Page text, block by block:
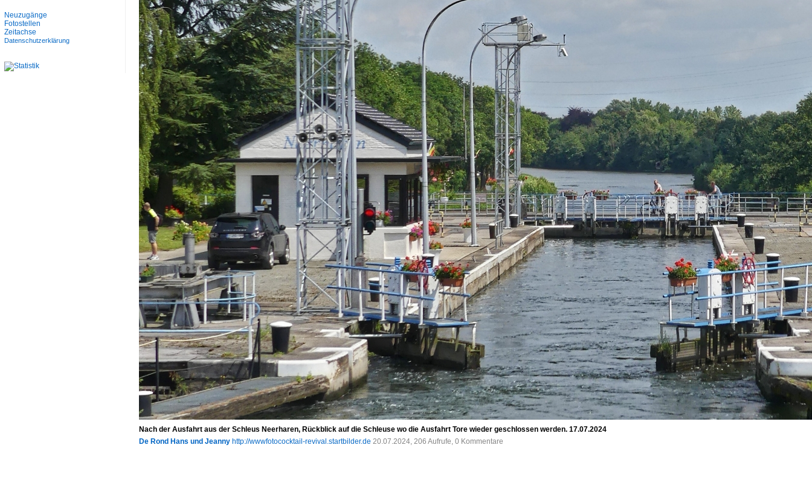
Nach der Ausfahrt aus der Schleus Neerharen, Rückblick auf die Schleuse wo die Ausfahrt Tore wieder geschlossen werden. 17.07.2024
De Rond Hans und Jeanny http://wwwfotococktail-revival.startbilder.de 20.07.2024, 206 Aufrufe, 0 Kommentare
Neuzugänge
Fotostellen
Zeitachse
Datenschutzerklärung